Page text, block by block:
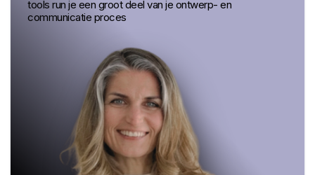
tools run je een groot deel van je ontwerp- en
communicatie proces